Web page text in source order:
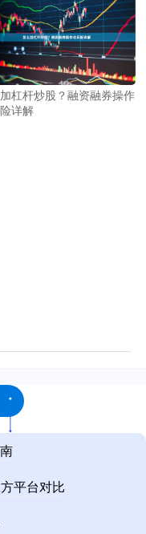
杠杆炒股？融资融券操作
详解
平台对比